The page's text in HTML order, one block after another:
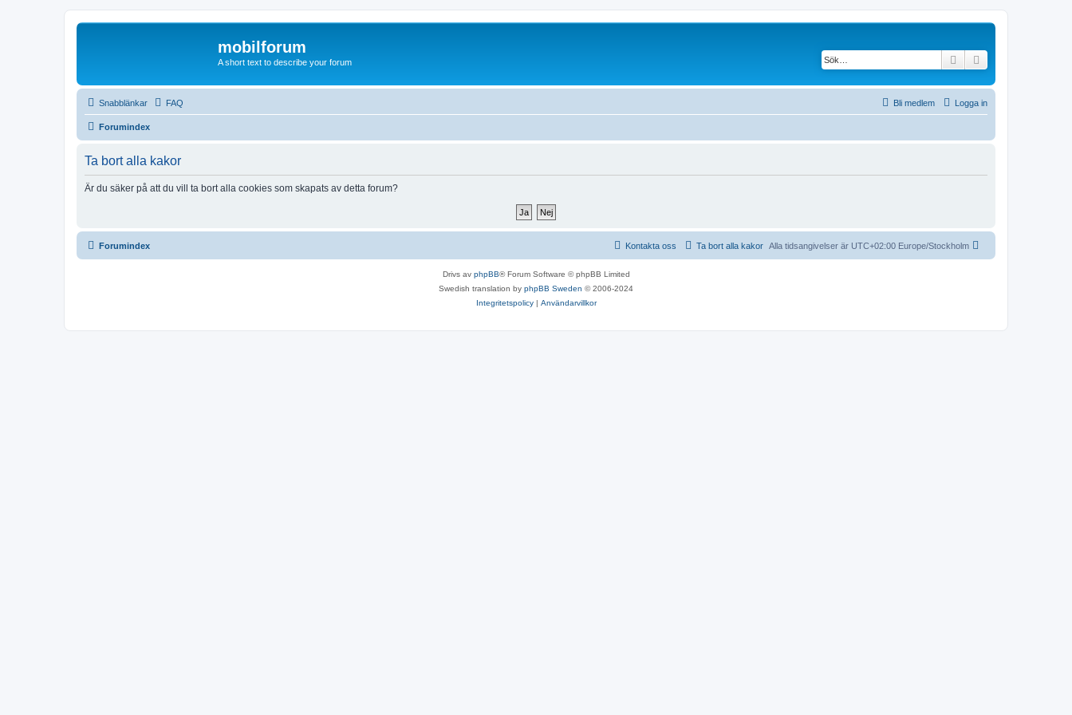
mobilforum
A short text to describe your forum Sök
Snabblänkar FAQ Logga in
Bli medlem
Forumindex
Ta bort alla kakor
Är du säker på att du vill ta bort alla cookies som skapats av detta forum?
Forumindex Alla tidsangivelser är UTC+02:00 Europe/Stockholm
Ta bort alla kakor
Kontakta oss
Drivs av phpBB® Forum Software © phpBB Limited
Swedish translation by phpBB Sweden © 2006-2024
Integritetspolicy| Användarvillkor